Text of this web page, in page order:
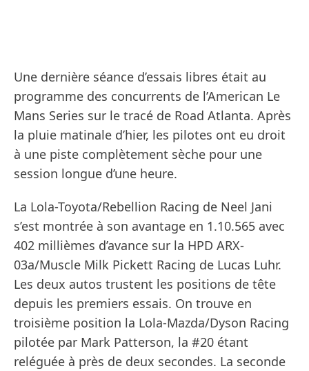
Une dernière séance d’essais libres était au
programme des concurrents de l’American Le
Mans Series sur le tracé de Road Atlanta. Après
la pluie matinale d’hier, les pilotes ont eu droit
à une piste complètement sèche pour une
session longue d’une heure.
La Lola-Toyota/Rebellion Racing de Neel Jani
s’est montrée à son avantage en 1.10.565 avec
402 millièmes d’avance sur la HPD ARX-
03a/Muscle Milk Pickett Racing de Lucas Luhr.
Les deux autos trustent les positions de tête
depuis les premiers essais. On trouve en
troisième position la Lola-Mazda/Dyson Racing
pilotée par Mark Patterson, la #20 étant
reléguée à près de deux secondes. La seconde